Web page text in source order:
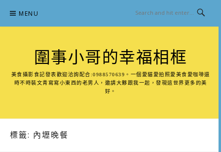
content
MENU
圍事小哥的幸福相框
美食攝影食記發表歡迎洽詢配合:0988570639。一個愛貓愛拍照愛美食愛咖啡還
時不時裝文青寫寫小東西的老男人，邀請大夥跟我一起，發現這世界更多的美
好。
標籤: 內壢晚餐